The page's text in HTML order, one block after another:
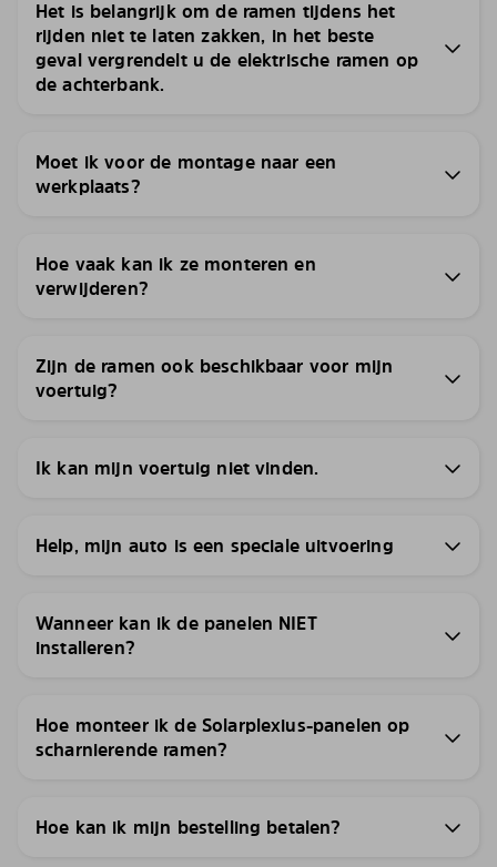
Het is belangrijk om de ramen tijdens het
rijden niet te laten zakken, in het beste
geval vergrendelt u de elektrische ramen op
de achterbank.
Moet ik voor de montage naar een
werkplaats?
Hoe vaak kan ik ze monteren en
verwijderen?
Zijn de ramen ook beschikbaar voor mijn
voertuig?
Ik kan mijn voertuig niet vinden.
Help, mijn auto is een speciale uitvoering
Wanneer kan ik de panelen NIET
installeren?
Hoe monteer ik de Solarplexius-panelen op
scharnierende ramen?
Hoe kan ik mijn bestelling betalen?